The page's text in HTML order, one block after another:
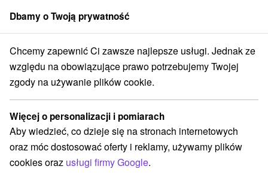
członek grupySorger
i chodniki Západné Slovensko Bratislavský kraj Modra
Wieże obserwacyjne i chodniki
Modra a v okolí
Kategorie
Wszystkie kategorie
Atrakcje turystyczne
Dbamy o Twoją prywatność
Chcemy zapewnić Ci zawsze najlepsze usługi. Jednak ze
względu na obowiązujące prawo potrzebujemy Twojej
zgody na używanie plików cookie.
Więcej o personalizacji i pomiarach
Aby wiedzieć, co dzieje się na stronach internetowych
oraz móc dostosować oferty i reklamy, używamy plików
cookies oraz usługi firmy Google.